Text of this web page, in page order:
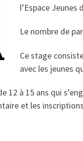
l’Espace Jeunes
Le nombre de
Ce stage
avec les jeunes
12 à 15 ans qui
et les